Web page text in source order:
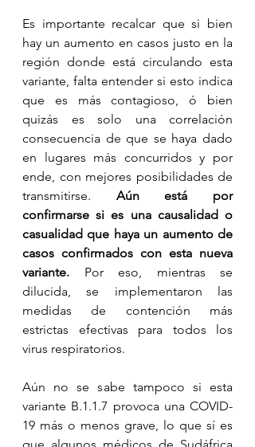
Es importante recalcar que si bien
hay un aumento en casos justo en la
región donde está circulando esta
variante, falta entender si esto indica
que es más contagioso, ó bien
quizás es solo una correlación
consecuencia de que se haya dado
en lugares más concurridos y por
ende, con mejores posibilidades de
transmitirse. Aún está por
confirmarse si es una causalidad o
casualidad que haya un aumento de
casos confirmados con esta nueva
variante. Por eso, mientras se
dilucida, se implementaron las
medidas de contención más
estrictas efectivas para todos los
virus respiratorios.
Aún no se sabe tampoco si esta
variante B.1.1.7 provoca una COVID-
19 más o menos grave, lo que sí es